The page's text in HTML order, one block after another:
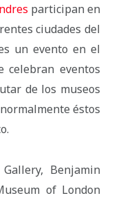
participan en
ciudades del
un evento en el
celebran eventos
de los museos
éstos
Benjamin
of London